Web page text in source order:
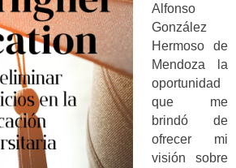
Alfonso
González
Hermoso de
Mendoza la
oportunidad
que me
brindó de
ofrecer mi
visión sobre